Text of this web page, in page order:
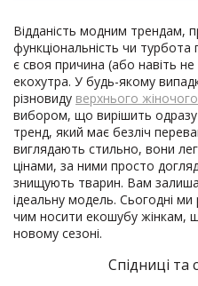
Відданість модним трендам,
функціональність чи турбота
є своя причина (або навіть
екохутра. У будь-якому
різновиду верхнього
вибором, що вирішить одразу
тренд, який має безліч
виглядають стильно, вони
цінами, за ними просто
знищують тварин. Вам
ідеальну модель. Сьогодні
чим носити екошубу жінкам,
новому сезоні.
Спідниці та